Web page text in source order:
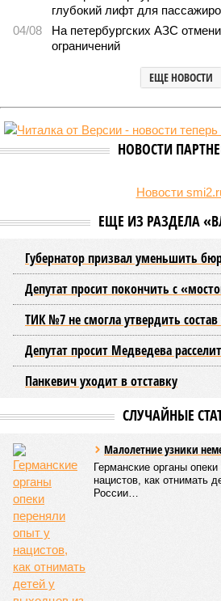
петербургские вузы (фото:
В текущем году в высшие учебные
специальной квоте для участников СВО
свыше 3,4 тысячи студентов, что
прошлогодние показатели.
Примечательно, что значительная
сдавал ЕГЭ, показали минимально
изданием «Фонтанка»,выявил
объемы приема по данной категории.
Данная квота была введена четыре
собой ранее существовавшую
инвалидов и сирот, которые
процедуре с более низкими
Военнослужащие и их дети были
группу. Ежегодно для них, как и для
специальностям. Неосвоенные
конкурс.
В 2025 году условия квоты были
детей военнослужащих,
в том числе на приграничных
распределения мест изменился в
университеты получили
места между льготными
заявок на целевое обучение